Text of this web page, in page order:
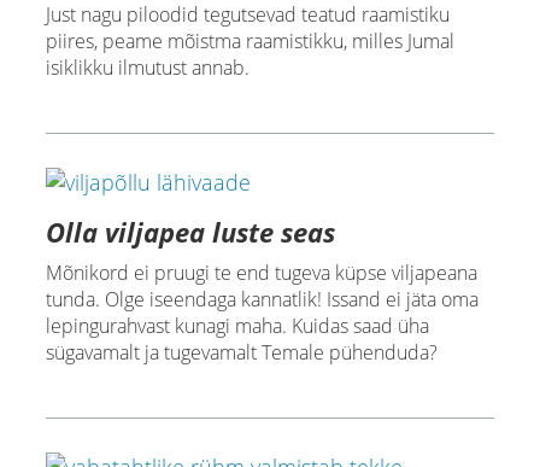
Just nagu piloodid tegutsevad teatud raamistiku
piires, peame mõistma raamistikku, milles Jumal
isiklikku ilmutust annab.
Olla viljapea luste seas
Mõnikord ei pruugi te end tugeva küpse viljapeana
tunda. Olge iseendaga kannatlik! Issand ei jäta oma
lepingurahvast kunagi maha. Kuidas saad üha
sügavamalt ja tugevamalt Temale pühenduda?